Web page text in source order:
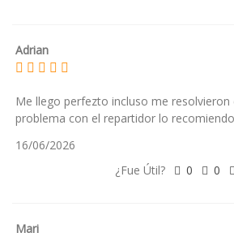
Adrian
Me llego perfezto incluso me
problema con el repartidor lo recomiendo
16/06/2026
¿Fue Útil?
0 0
Mari